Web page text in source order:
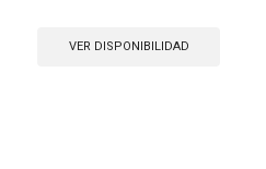
VER DISPONIBILIDAD